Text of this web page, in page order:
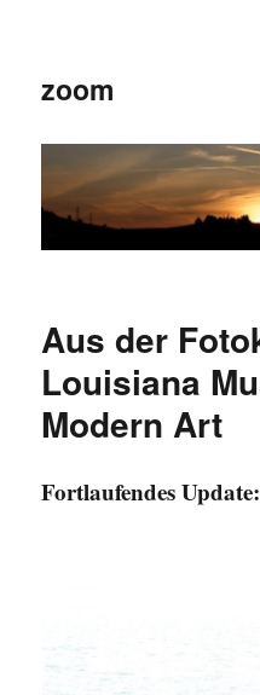
zoom
Aus der
Louisiana
Modern Art
Fortlaufendes